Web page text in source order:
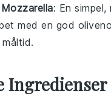
: En simpel,
med en god
Ingredienser